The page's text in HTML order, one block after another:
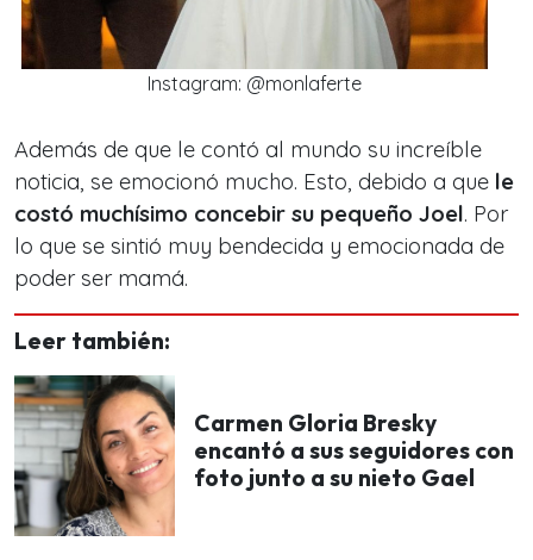
Instagram: @monlaferte
Además de que le contó al mundo su increíble
noticia, se emocionó mucho. Esto, debido a que le
costó muchísimo concebir su pequeño Joel. Por
lo que se sintió muy bendecida y emocionada de
poder ser mamá.
Leer también:
Carmen Gloria Bresky
encantó a sus seguidores con
foto junto a su nieto Gael